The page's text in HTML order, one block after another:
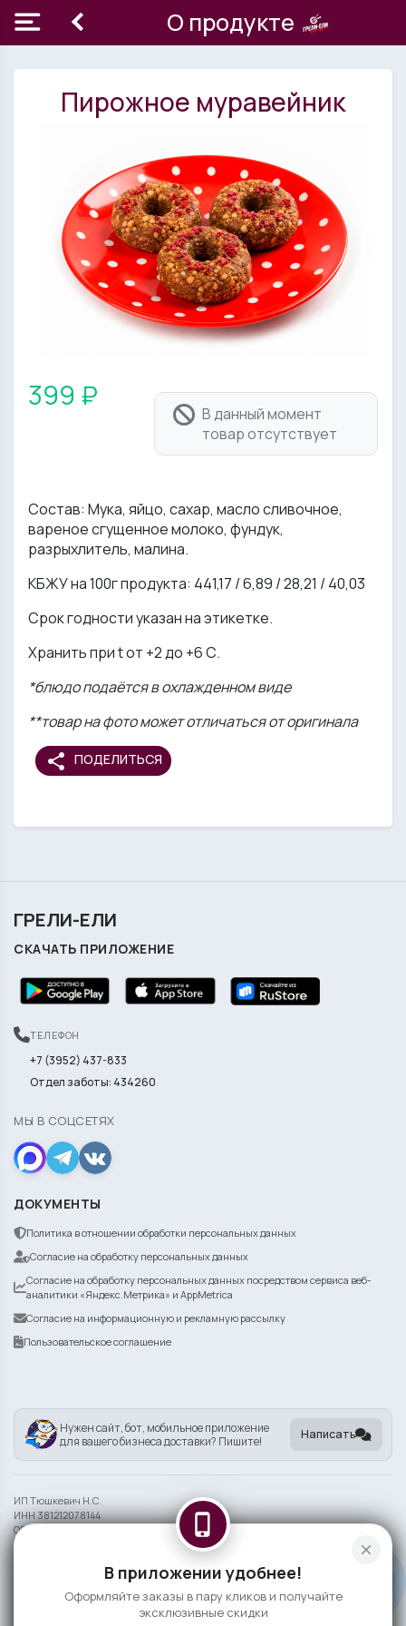
О продукте
Пирожное муравейник
399 ₽
В данный момент
товар отсутствует
Состав: Мука, яйцо, сахар, масло сливочное,
вареное сгущенное молоко, фундук,
разрыхлитель, малина.
КБЖУ на 100г продукта: 441,17 / 6,89 / 28,21 / 40,03
Срок годности указан на этикетке.
Хранить при t от +2 до +6 С.
*блюдо подаётся в охлажденном виде
**товар на фото может отличаться от оригинала
share ПОДЕЛИТЬСЯ
ГРЕЛИ-ЕЛИ
СКАЧАТЬ ПРИЛОЖЕНИЕ
ТЕЛЕФОН
+7 (3952) 437-833
Отдел заботы: 434260
МЫ В СОЦСЕТЯХ
ДОКУМЕНТЫ
Политика в отношении обработки персональных данных
Согласие на обработку персональных данных
Согласие на обработку персональных данных посредством сервиса веб-
аналитики «Яндекс.Метрика» и AppMetrica
Согласие на информационную и рекламную рассылку
Пользовательское соглашение
Нужен сайт, бот, мобильное приложение
для вашего бизнеса доставки? Пишите!
Написать
ИП Тюшкевич Н.С.
ИНН 381212078144
ОГРНИП 324385000075002
Информация на сайте носит справочный характер и не является публичной
2026 ГРЕЛИ-ЕЛИ
close
phone_iphone
В приложении удобнее!
Оформляйте заказы в пару кликов и получайте
эксклюзивные скидки